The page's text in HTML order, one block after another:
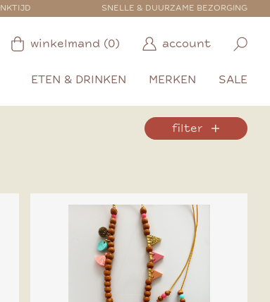
SNELLE & DUURZAME BEZORGING
winkelmand (0) account
ETEN & DRINKEN MERKEN SALE
filter